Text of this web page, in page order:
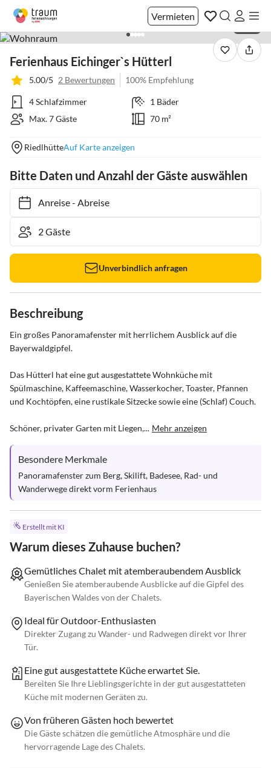
Vermieten
Ferienhaus Eichinger`s Hütterl
5.00/5 2 Bewertungen 100% Empfehlung
4 Schlafzimmer
1 Bäder
Max. 7 Gäste
70 m²
RiedlhütteAuf Karte anzeigen
Bitte Daten und Anzahl der Gäste auswählen
Anreise- Abreise
Unverbindlich anfragen
Beschreibung
Ein großes Panoramafenster mit herrlichem Ausblick auf die
Bayerwaldgipfel.
Das Hütterl hat eine gut ausgestattete Wohnküche mit
Spülmaschine, Kaffeemaschine, Wasserkocher, Toaster, Pfannen
und Kochtöpfen, eine rustikale Sitzecke sowie eine (Schlaf) Couch.
Schöner, privater Garten mit Liegen,... Mehr anzeigen
Besondere Merkmale
Panoramafenster zum Berg, Skilift, Badesee, Rad- und
Wanderwege direkt vorm Ferienhaus
Erstellt mit KI
Warum dieses Zuhause buchen?
Gemütliches Chalet mit atemberaubendem Ausblick
Genießen Sie atemberaubende Ausblicke auf die Gipfel des
Bayerischen Waldes von der Chalets.
Ideal für Outdoor-Enthusiasten
Direkter Zugang zu Wander- und Radwegen direkt vor Ihrer
Tür.
Eine gut ausgestattete Küche erwartet Sie.
Bereiten Sie Ihre Lieblingsgerichte in der gut ausgestatteten
Küche mit modernen Geräten zu.
Von früheren Gästen hoch bewertet
Die Gäste schätzen die gemütliche Atmosphäre und die
hervorragende Lage des Chalets.